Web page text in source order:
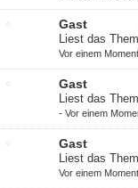
Gast
Liest das
Vor einem Moment
Gast
Liest das
- Vor einem
Gast
Liest das
Vor einem Moment